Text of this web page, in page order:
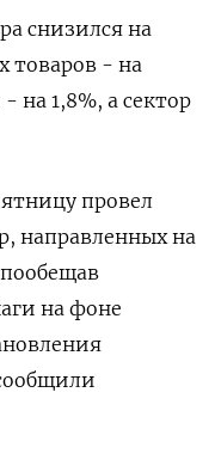
снизился на
товаров - на
на 1,8%​, а сектор
провел
направленных на
на фоне